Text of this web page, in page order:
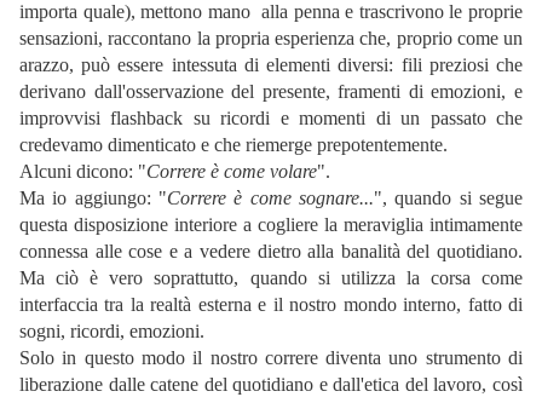
importa quale), mettono mano alla penna e trascrivono le proprie
sensazioni, raccontano la propria esperienza che, proprio come un
arazzo, può essere intessuta di elementi diversi: fili preziosi che
derivano dall'osservazione del presente, framenti di emozioni, e
improvvisi flashback su ricordi e momenti di un passato che
credevamo dimenticato e che riemerge prepotentemente.
Alcuni dicono: "Correre è come volare".
Ma io aggiungo: "Correre è come sognare...", quando si segue
questa disposizione interiore a cogliere la meraviglia intimamente
connessa alle cose e a vedere dietro alla banalità del quotidiano.
Ma ciò è vero soprattutto, quando si utilizza la corsa come
interfaccia tra la realtà esterna e il nostro mondo interno, fatto di
sogni, ricordi, emozioni.
Solo in questo modo il nostro correre diventa uno strumento di
liberazione dalle catene del quotidiano e dall'etica del lavoro, così